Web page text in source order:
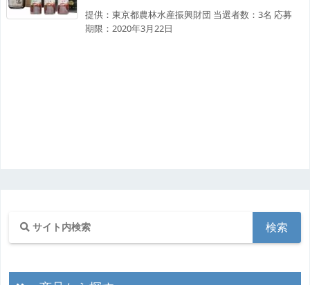
提供：東京都農林水産振興財団 当選者数：3名 応募
期限：2020年3月22日